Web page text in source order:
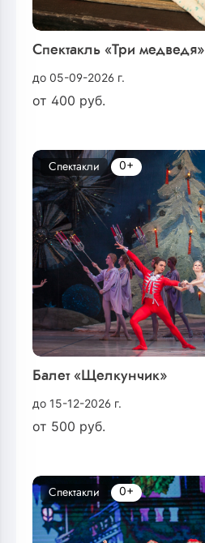
Спектакль «Три медведя»
до 05-09-2026 г.
от 400 руб.
Балет «Щелкунчик»
до 15-12-2026 г.
от 500 руб.
Спектакли 0+
Спектакли 0+